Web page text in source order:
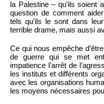
la Palestine – qu’ils soient
question de comment
tels qu’ils le sont dans
terrible drame, mais aussi
Ce qui nous empêche
de guerre qui se met
impatience l’arrêt de
les instituts et différents
avec les organisations
les moyens nécessaires